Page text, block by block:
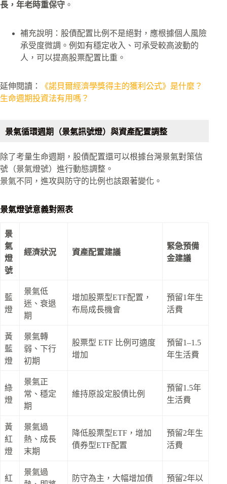
長，年老時重保守 。
補充說明：股債配置比例不是絕對，應根據個人風險
承受度微調。例如有穩定收入、可承受較高波動的
人，可以提高股票配置比重。
延伸閱讀：
《諾貝爾經濟學獎得主的獲利公式》是什麼？
生命週期投資法有用嗎？
景氣循環週期（景氣訊號燈）與資產配置調整
除了考量生命週期，股債配置還可以根據台灣景氣對策信
號（景氣燈號）進行動態調整。
景氣不同，進攻與防守的比例也該跟著變化。
景氣燈號意義對照表
景
氣
燈
號
經濟狀況 資產配置建議
緊急預備
金建議
藍
燈
景氣低
迷、衰退
期
增加股票型ETF配置，
布局成長機會
預留1年生
活費
黃
藍
燈
景氣轉
弱、下行
初期
股票型 ETF 比例可適度
增加
預留1–1.5
年生活費
綠
燈
景氣正
常、穩定
期
維持原設定股債比例
預留1.5年
生活費
黃
紅
燈
景氣過
熱、成長
末期
降低股票型ETF，增加
債券型ETF配置
預留2年生
活費
紅
景氣過
防守為主，大幅增加債 預留2年以